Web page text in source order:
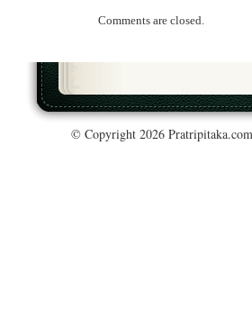
Comments are closed.
© Copyright 2026